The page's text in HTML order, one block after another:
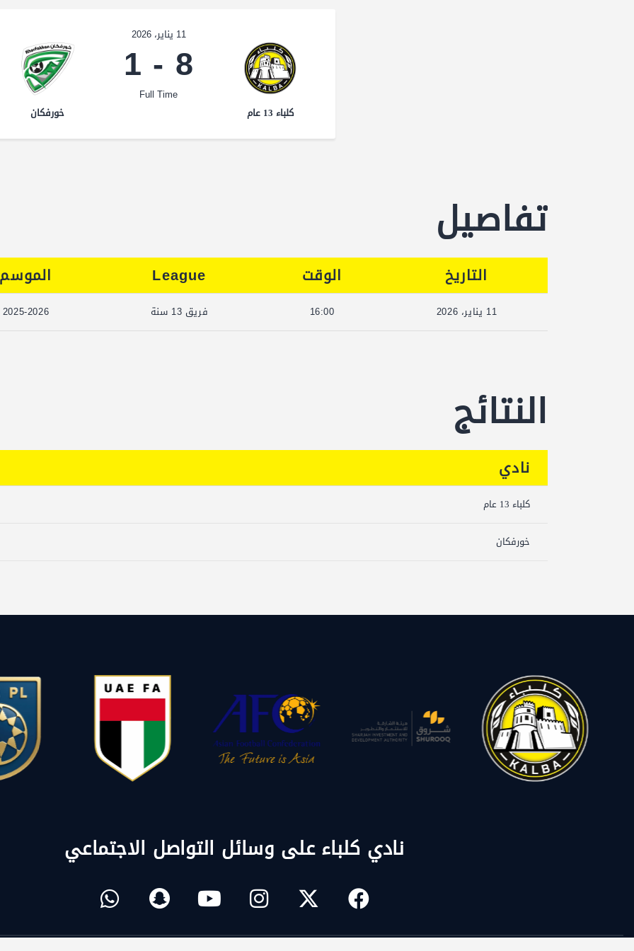
كلباء 13 عام خورفكان
11 يناير، 2026
8
-
1Full Time
تفاصيل
التاريخ الوقت League الموسم
11 يناير، 2026 16:00 فريق 13 سنة 2025-2026
النتائج
نادي
كلباء 13 عام
خورفكان
نادي كلباء على وسائل التواصل الاجتماعي